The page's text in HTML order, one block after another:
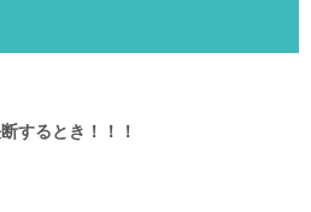
するとき！！！